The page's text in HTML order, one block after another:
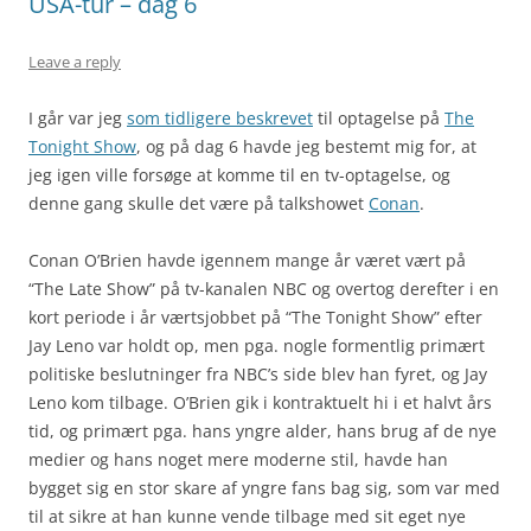
Leave a reply
I går var jeg som tidligere beskrevet til optagelse på The
Tonight Show, og på dag 6 havde jeg bestemt mig for, at
jeg igen ville forsøge at komme til en tv-optagelse, og
denne gang skulle det være på talkshowet Conan.
Conan O’Brien havde igennem mange år været vært på
“The Late Show” på tv-kanalen NBC og overtog derefter i en
kort periode i år værtsjobbet på “The Tonight Show” efter
Jay Leno var holdt op, men pga. nogle formentlig primært
politiske beslutninger fra NBC’s side blev han fyret, og Jay
Leno kom tilbage. O’Brien gik i kontraktuelt hi i et halvt års
tid, og primært pga. hans yngre alder, hans brug af de nye
medier og hans noget mere moderne stil, havde han
bygget sig en stor skare af yngre fans bag sig, som var med
til at sikre at han kunne vende tilbage med sit eget nye